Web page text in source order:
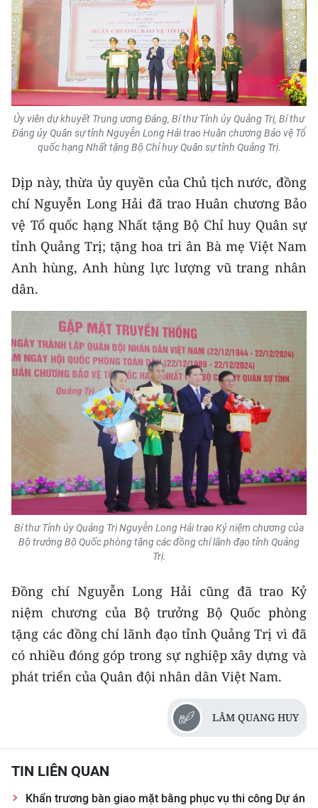
CHUYÊN ĐỀ
CÁC CHUYÊN TRANG
VỀ BÁO NHÂN DÂN
THỜI NAY
NHÂN DÂN CUỐI TUẦN
NHÂN DÂN HẰNG THÁNG
MUA BÁO
ĐỌC BÁO IN
ENGLISH
中文
FRANÇAIS
РУССКИЙ
한국어
Ủy viên dự khuyết Trung ương Đảng, Bí thư Tỉnh ủy Quảng Trị, Bí thư
Đảng ủy Quân sự tỉnh Nguyễn Long Hải trao Huân chương Bảo vệ Tổ
quốc hạng Nhất tặng Bộ Chỉ huy Quân sự tỉnh Quảng Trị.
Dịp này, thừa ủy quyền của Chủ tịch nước, đồng
chí Nguyễn Long Hải đã trao Huân chương Bảo
vệ Tổ quốc hạng Nhất tặng Bộ Chỉ huy Quân sự
tỉnh Quảng Trị; tặng hoa tri ân Bà mẹ Việt Nam
Anh hùng, Anh hùng lực lượng vũ trang nhân
dân.
Bí thư Tỉnh ủy Quảng Trị Nguyễn Long Hải trao Kỷ niệm chương của
Bộ trưởng Bộ Quốc phòng tặng các đồng chí lãnh đạo tỉnh Quảng
Trị.
Đồng chí Nguyễn Long Hải cũng đã trao Kỷ
niệm chương của Bộ trưởng Bộ Quốc phòng
tặng các đồng chí lãnh đạo tỉnh Quảng Trị vì đã
có nhiều đóng góp trong sự nghiệp xây dựng và
phát triển của Quân đội nhân dân Việt Nam.
LÂM QUANG HUY
TIN LIÊN QUAN
Khẩn trương bàn giao mặt bằng phục vụ thi công Dự án